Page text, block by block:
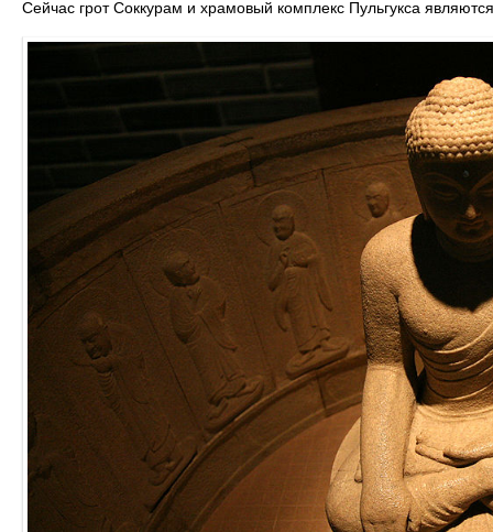
Сейчас грот Соккурам и храмовый комплекс Пульгукса